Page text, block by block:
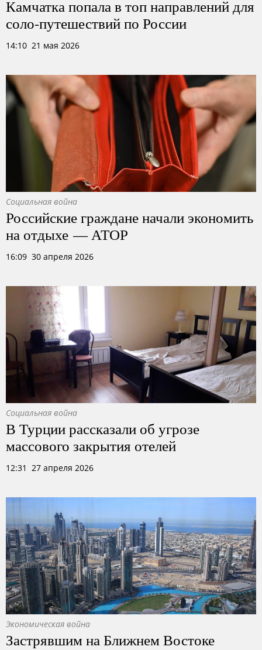
Камчатка попала в топ направлений для
соло-путешествий по России
14:10 21 мая 2026
Социальная война
Российские граждане начали экономить
на отдыхе — АТОР
16:09 30 апреля 2026
Социальная война
В Турции рассказали об угрозе
массового закрытия отелей
12:31 27 апреля 2026
Экономическая война
Застрявшим на Ближнем Востоке